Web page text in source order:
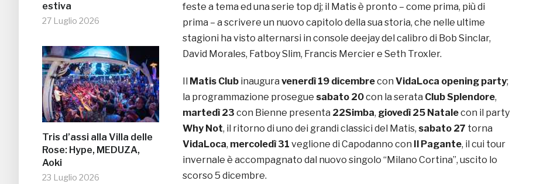
estiva
27 Luglio 2026
Tris d’assi alla Villa delle
Rose: Hype, MEDUZA,
Aoki
23 Luglio 2026
feste a tema ed una serie top dj; il Matis è pronto – come prima, più di
prima – a scrivere un nuovo capitolo della sua storia, che nelle ultime
stagioni ha visto alternarsi in console deejay del calibro di Bob Sinclar,
David Morales, Fatboy Slim, Francis Mercier e Seth Troxler.
Il Matis Club inaugura venerdì 19 dicembrecon VidaLoca opening party;
la programmazione prosegue sabato 20con la serata Club Splendore,
martedì 23 con Bienne presenta 22Simba, giovedì 25 Natalecon il party
Why Not, il ritorno di uno dei grandi classici del Matis, sabato 27 torna
VidaLoca, mercoledì 31 veglione di Capodanno con Il Pagante, il cui tour
invernale è accompagnato dal nuovo singolo “Milano Cortina”, uscito lo
scorso 5 dicembre.